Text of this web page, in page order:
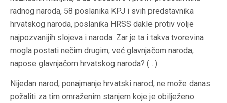
radnog naroda, 58 poslanika KPJ i svih predstavnika
hrvatskog naroda, poslanika HRSS dakle protiv volje
najpozvanijih slojeva i naroda. Zar je ta i takva tvorevina
mogla postati nečim drugim, već glavnjačom naroda,
napose glavnjačom hrvatskog naroda? (…)
Nijedan narod, ponajmanje hrvatski narod, ne može danas
požaliti za tim omraženim stanjem koje je obilježeno